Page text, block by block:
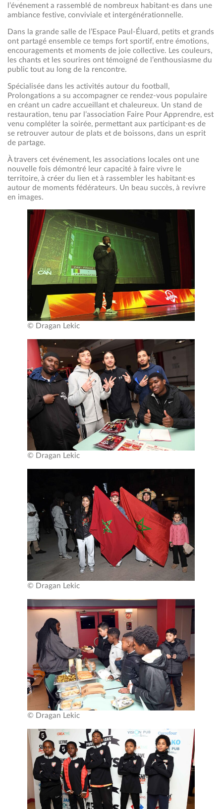
l’événement a rassemblé de nombreux habitant·es dans une
ambiance festive, conviviale et intergénérationnelle.
Dans la grande salle de l’Espace Paul‑Éluard, petits et grands
ont partagé ensemble ce temps fort sportif, entre émotions,
encouragements et moments de joie collective. Les couleurs,
les chants et les sourires ont témoigné de l’enthousiasme du
public tout au long de la rencontre.
Spécialisée dans les activités autour du football,
Prolongations a su accompagner ce rendez-vous populaire
en créant un cadre accueillant et chaleureux. Un stand de
restauration, tenu par l’association Faire Pour Apprendre, est
venu compléter la soirée, permettant aux participant·es de
se retrouver autour de plats et de boissons, dans un esprit
de partage.
À travers cet événement, les associations locales ont une
nouvelle fois démontré leur capacité à faire vivre le
territoire, à créer du lien et à rassembler les habitant·es
autour de moments fédérateurs. Un beau succès, à revivre
en images.
© Dragan Lekic
© Dragan Lekic
© Dragan Lekic
© Dragan Lekic